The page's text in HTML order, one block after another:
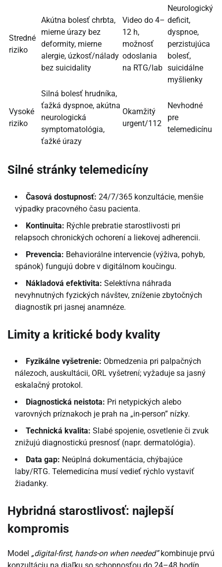
Stredné
riziko
Akútna bolesť chrbta,
mierne úrazy bez
deformity, mierne
alergie, úzkosť/nálady
bez suicidality
Video do 4–
12 h,
možnosť
odoslania
na RTG/lab
Neurologický
deficit,
dyspnoe,
perzistujúca
bolesť,
suicidálne
myšlienky
Vysoké
riziko
Silná bolesť hrudníka,
ťažká dyspnoe, akútna
neurologická
symptomatológia,
ťažké úrazy
Okamžitý
urgent/112
Nevhodné
pre
telemedicínu
Silné stránky telemedicíny
Časová dostupnosť: 24/7/365 konzultácie, menšie
výpadky pracovného času pacienta.
Kontinuita: Rýchle prebratie starostlivosti pri
relapsoch chronických ochorení a liekovej adherencii.
Prevencia: Behaviorálne intervencie (výživa, pohyb,
spánok) fungujú dobre v digitálnom koučingu.
Nákladová efektivita: Selektívna náhrada
nevyhnutných fyzických návštev, zníženie zbytočných
diagnostík pri jasnej anamnéze.
Limity a kritické body kvality
Fyzikálne vyšetrenie: Obmedzenia pri palpačných
nálezoch, auskultácii, ORL vyšetrení; vyžaduje sa jasný
eskalačný protokol.
Diagnostická neistota: Pri netypických alebo
varovných príznakoch je prah na „in-person” nízky.
Technická kvalita: Slabé spojenie, osvetlenie či zvuk
znižujú diagnostickú presnosť (napr. dermatológia).
Data gap: Neúplná dokumentácia, chýbajúce
laby/RTG. Telemedicína musí vedieť rýchlo vystaviť
žiadanky.
Hybridná starostlivosť: najlepší
kompromis
Model „digital-first, hands-on when needed”kombinuje prvú